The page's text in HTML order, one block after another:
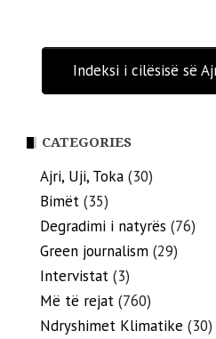
Indeksi i cilësisë së
CATEGORIES
Ajri, Uji, Toka (30)
Bimët (35)
Degradimi i natyrës (76)
Green journalism (29)
Intervistat (3)
Më të rejat (760)
Ndryshimet Klimatike (30)